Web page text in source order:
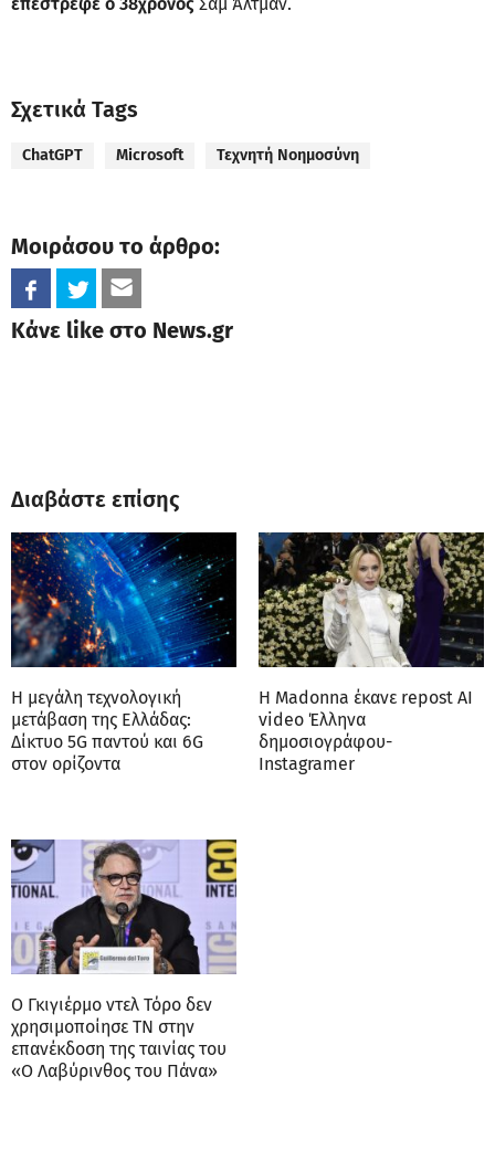
Σχετικά Tags
ChatGPT Microsoft Τεχνητή Νοημοσύνη
Μοιράσου το άρθρο:
Κάνε like στο News.gr
Διαβάστε επίσης
Η μεγάλη τεχνολογική
μετάβαση της Ελλάδας:
Δίκτυο 5G παντού και 6G
στον ορίζοντα
Η Madonna έκανε repost AI
video Έλληνα
δημοσιογράφου-
Instagramer
Ο Γκιγιέρμο ντελ Τόρο δεν
χρησιμοποίησε ΤΝ στην
επανέκδοση της ταινίας του
«Ο Λαβύρινθος του Πάνα»